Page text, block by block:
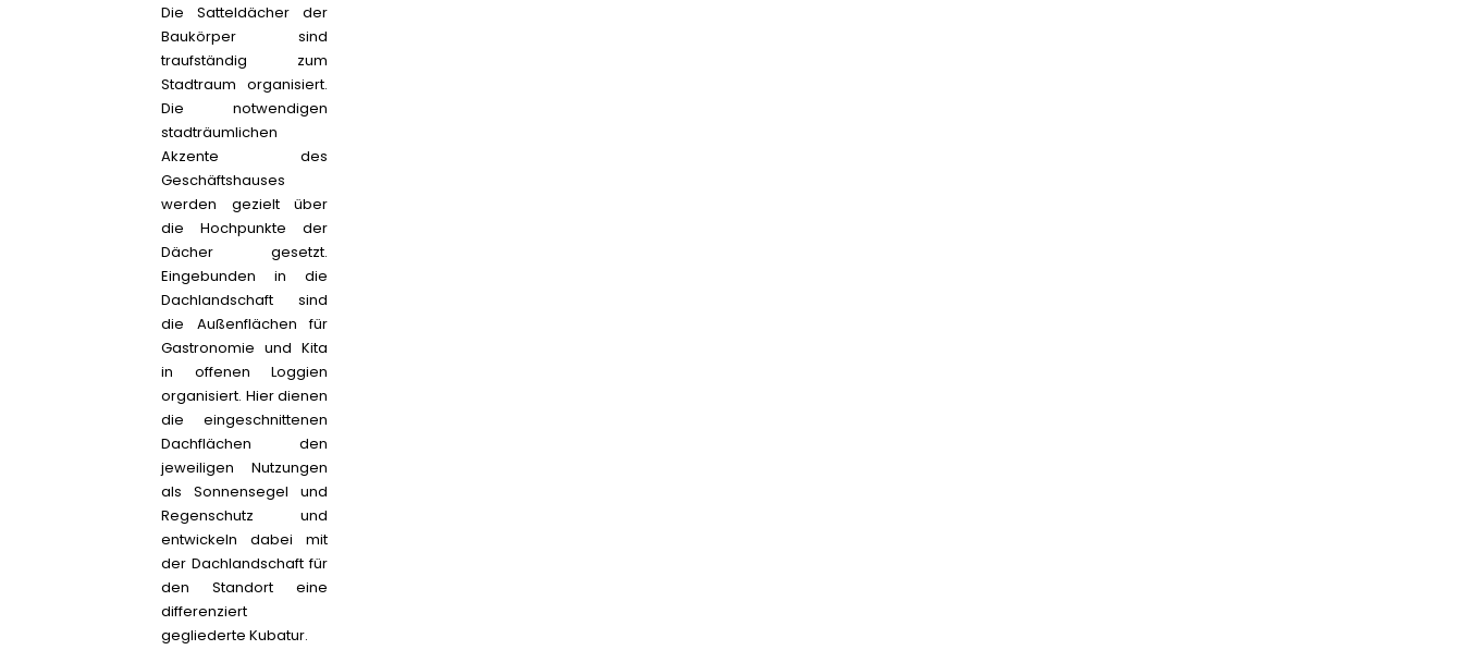
Die Satteldächer der
Baukörper sind
traufständig zum
Stadtraum organisiert.
Die notwendigen
stadträumlichen
Akzente des
Geschäftshauses
werden gezielt über
die Hochpunkte der
Dächer gesetzt.
Eingebunden in die
Dachlandschaft sind
die Außenflächen für
Gastronomie und Kita
in offenen Loggien
organisiert. Hier dienen
die eingeschnittenen
Dachflächen den
jeweiligen Nutzungen
als Sonnensegel und
Regenschutz und
entwickeln dabei mit
der Dachlandschaft für
den Standort eine
differenziert
gegliederte Kubatur.